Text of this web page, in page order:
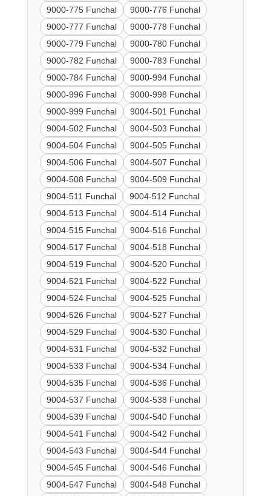
9000-775 Funchal
9000-776 Funchal
9000-777 Funchal
9000-778 Funchal
9000-779 Funchal
9000-780 Funchal
9000-782 Funchal
9000-783 Funchal
9000-784 Funchal
9000-994 Funchal
9000-996 Funchal
9000-998 Funchal
9000-999 Funchal
9004-501 Funchal
9004-502 Funchal
9004-503 Funchal
9004-504 Funchal
9004-505 Funchal
9004-506 Funchal
9004-507 Funchal
9004-508 Funchal
9004-509 Funchal
9004-511 Funchal
9004-512 Funchal
9004-513 Funchal
9004-514 Funchal
9004-515 Funchal
9004-516 Funchal
9004-517 Funchal
9004-518 Funchal
9004-519 Funchal
9004-520 Funchal
9004-521 Funchal
9004-522 Funchal
9004-524 Funchal
9004-525 Funchal
9004-526 Funchal
9004-527 Funchal
9004-529 Funchal
9004-530 Funchal
9004-531 Funchal
9004-532 Funchal
9004-533 Funchal
9004-534 Funchal
9004-535 Funchal
9004-536 Funchal
9004-537 Funchal
9004-538 Funchal
9004-539 Funchal
9004-540 Funchal
9004-541 Funchal
9004-542 Funchal
9004-543 Funchal
9004-544 Funchal
9004-545 Funchal
9004-546 Funchal
9004-547 Funchal
9004-548 Funchal